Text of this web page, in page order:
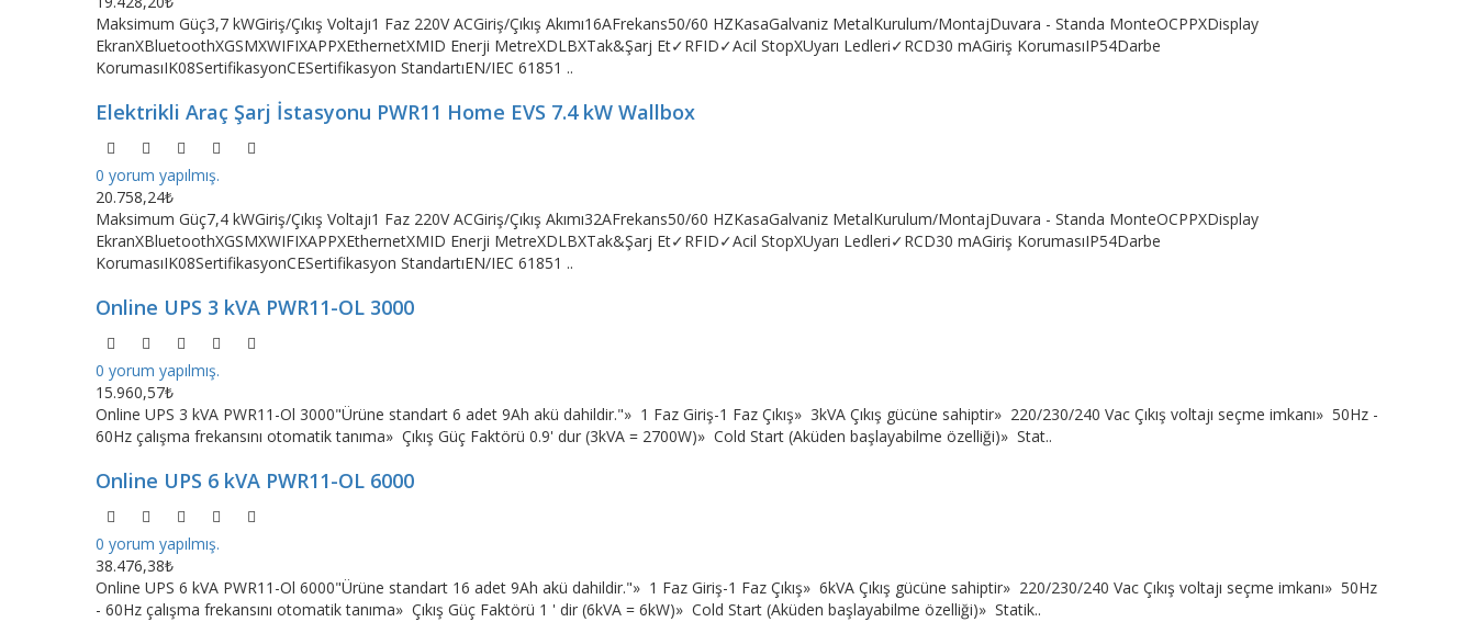
Maksimum Güç3,7 kWGiriş/Çıkış Voltajı1 Faz 220V ACGiriş/Çıkış Akımı16AFrekans50/60 HZKasaGalvaniz MetalKurulum/MontajDuvara - Standa MonteOCPPXDisplay
EkranXBluetoothXGSMXWIFIXAPPXEthernetXMID Enerji MetreXDLBXTak&Şarj Et✓RFID✓Acil StopXUyarı Ledleri✓RCD30 mAGiriş KorumasıIP54Darbe
KorumasıIK08SertifikasyonCESertifikasyon StandartıEN/IEC 61851 ..
Elektrikli Araç Şarj İstasyonu PWR11 Home EVS 7.4 kW Wallbox
0 yorum yapılmış.
20.758,24₺
Maksimum Güç7,4 kWGiriş/Çıkış Voltajı1 Faz 220V ACGiriş/Çıkış Akımı32AFrekans50/60 HZKasaGalvaniz MetalKurulum/MontajDuvara - Standa MonteOCPPXDisplay
EkranXBluetoothXGSMXWIFIXAPPXEthernetXMID Enerji MetreXDLBXTak&Şarj Et✓RFID✓Acil StopXUyarı Ledleri✓RCD30 mAGiriş KorumasıIP54Darbe
KorumasıIK08SertifikasyonCESertifikasyon StandartıEN/IEC 61851 ..
Online UPS 3 kVA PWR11-OL 3000
0 yorum yapılmış.
15.960,57₺
Online UPS 3 kVA PWR11-Ol 3000"Ürüne standart 6 adet 9Ah akü dahildir."» 1 Faz Giriş-1 Faz Çıkış» 3kVA Çıkış gücüne sahiptir» 220/230/240 Vac Çıkış voltajı seçme imkanı» 50Hz -
60Hz çalışma frekansını otomatik tanıma» Çıkış Güç Faktörü 0.9' dur (3kVA = 2700W)» Cold Start (Aküden başlayabilme özelliği)» Stat..
Online UPS 6 kVA PWR11-OL 6000
0 yorum yapılmış.
38.476,38₺
Online UPS 6 kVA PWR11-Ol 6000"Ürüne standart 16 adet 9Ah akü dahildir."» 1 Faz Giriş-1 Faz Çıkış» 6kVA Çıkış gücüne sahiptir» 220/230/240 Vac Çıkış voltajı seçme imkanı» 50Hz
- 60Hz çalışma frekansını otomatik tanıma» Çıkış Güç Faktörü 1 ' dir (6kVA = 6kW)» Cold Start (Aküden başlayabilme özelliği)» Statik..